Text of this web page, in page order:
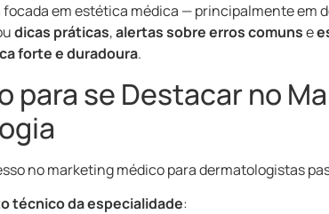
em estética médica — principalmente em
dicas práticas,alertas sobre erros comunse
forte e duradoura.
para se Destacar no
no marketing médico para dermatologistas
técnico da especialidade: